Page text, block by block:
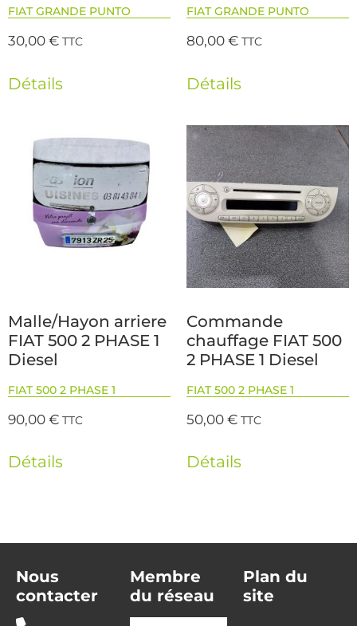
FIAT GRANDE PUNTO
30,00€ TTC
Détails
FIAT GRANDE PUNTO
80,00€ TTC
Détails
Malle/Hayon arriere
FIAT 500 2 PHASE 1
Diesel
FIAT 500 2 PHASE 1
90,00€ TTC
Détails
Commande
chauffage FIAT 500
2 PHASE 1 Diesel
FIAT 500 2 PHASE 1
50,00€ TTC
Détails
Nous
contacter
Membre
du réseau
Plan du
site